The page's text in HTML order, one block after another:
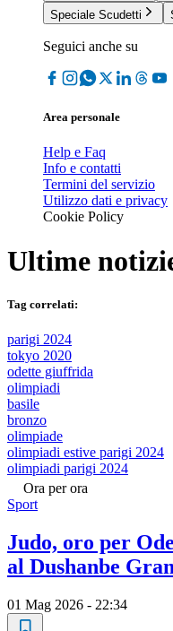
Speciale Scudetti
Seguici anche su
Area personale
Help e Faq
Info e contatti
Termini del servizio
Utilizzo dati e privacy
Cookie Policy
Ultime
Tag correlati:
parigi 2024
tokyo 2020
odette giuffrida
olimpiadi
basile
bronzo
olimpiade
olimpiadi estive parigi 2024
olimpiadi parigi 2024
Ora per ora
Sport
Judo, oro per
al Dushanbe
01 Mag 2026 - 22:34